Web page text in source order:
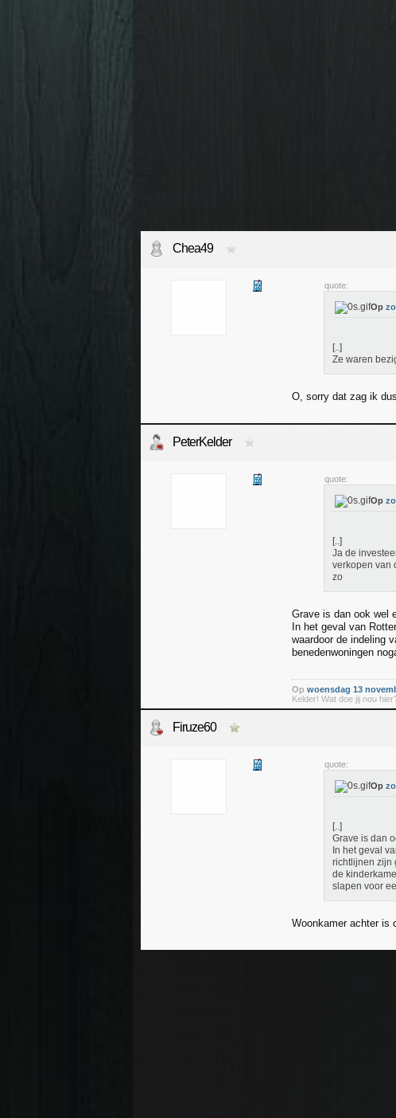
Chea49
quote:
Op
[..]
Ze waren
O, sorry dat zag ik
PeterKelder
quote:
Op
[..]
Ja de
verkopen van
zo
Grave is dan ook wel
In het geval van
waardoor de indeling
benedenwoningen
Op woensdag 13
Kelder! Wat doe jij nou
Firuze60
quote:
Op
[..]
Grave is dan
In het geval
richtlijnen zijn
de
slapen voor
Woonkamer achter is